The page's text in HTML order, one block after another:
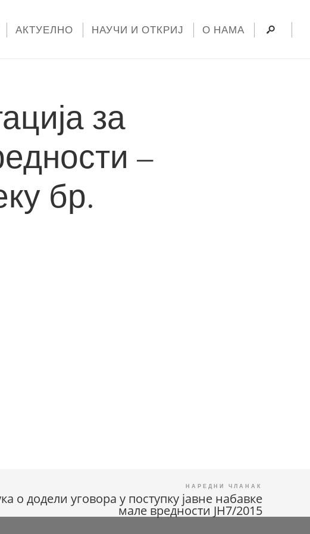
АКТУЕЛНО НАУЧИ И ОТКРИЈ О НАМА
за
–
бр.
о додели уговора у поступку јавне набавке
мале вредности ЈН7/2015